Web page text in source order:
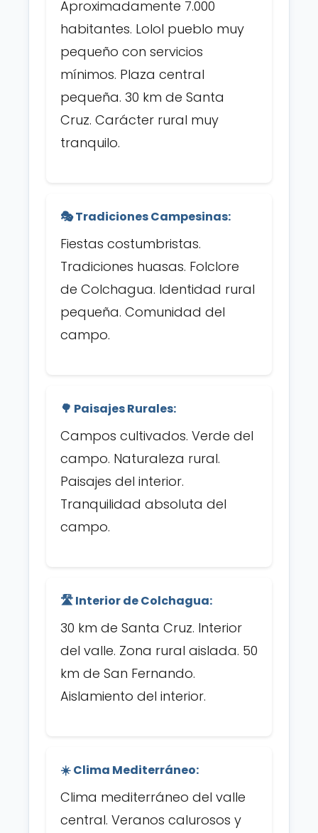
Aproximadamente 7.000
habitantes. Lolol pueblo muy
pequeño con servicios
mínimos. Plaza central
pequeña. 30 km de Santa
Cruz. Carácter rural muy
tranquilo.
🎭 Tradiciones Campesinas:
Fiestas costumbristas.
Tradiciones huasas. Folclore
de Colchagua. Identidad rural
pequeña. Comunidad del
campo.
🌳 Paisajes Rurales:
Campos cultivados. Verde del
campo. Naturaleza rural.
Paisajes del interior.
Tranquilidad absoluta del
campo.
🛣️ Interior de Colchagua:
30 km de Santa Cruz. Interior
del valle. Zona rural aislada. 50
km de San Fernando.
Aislamiento del interior.
☀️ Clima Mediterráneo:
Clima mediterráneo del valle
central. Veranos calurosos y